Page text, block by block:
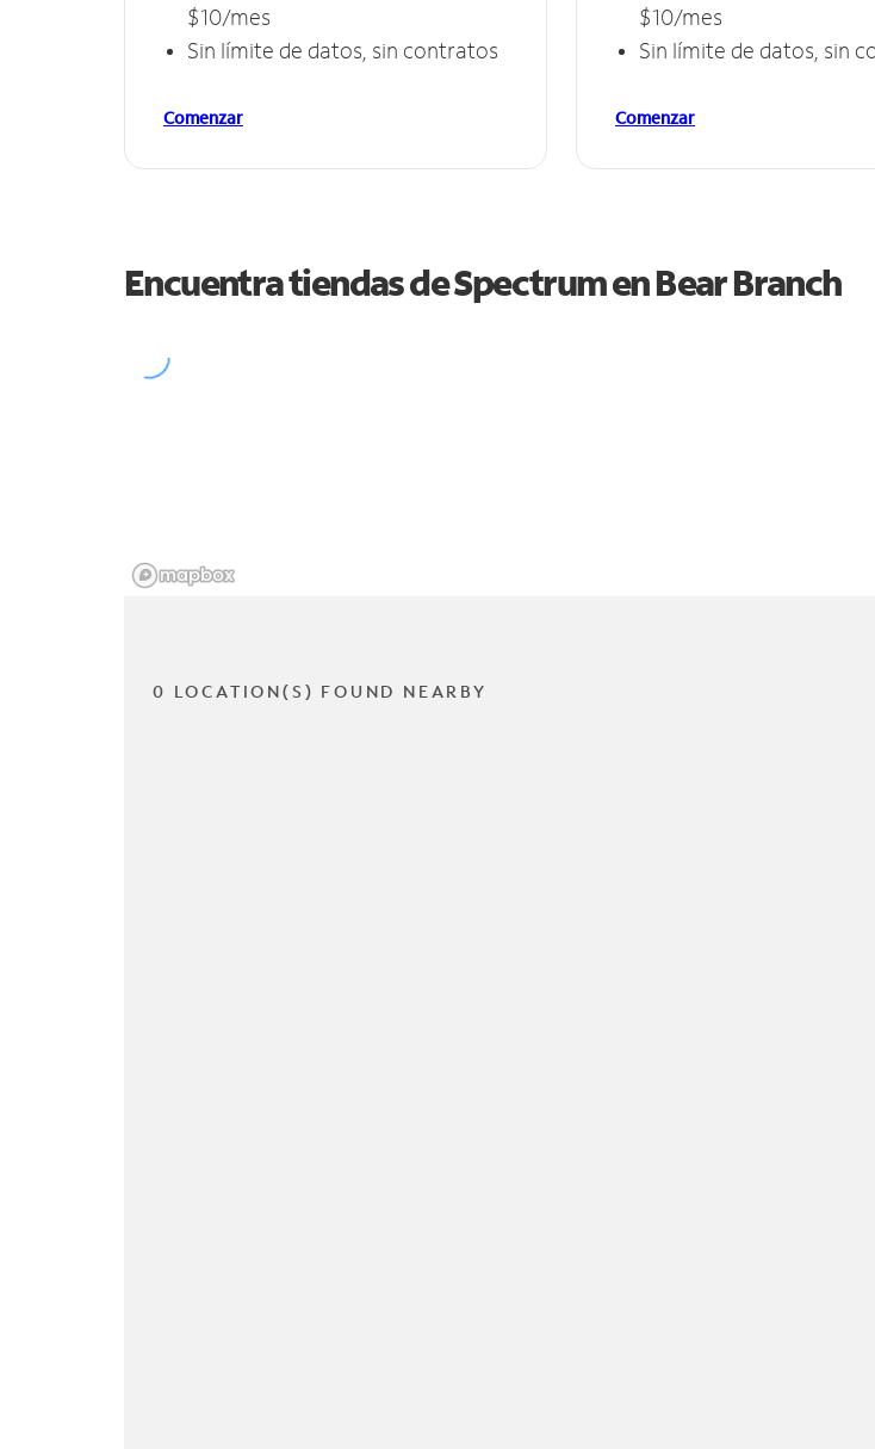
$10/mes
Sin límite de datos, sin contratos
Comenzar
$10/mes
Sin límite de datos, sin
Comenzar
Encuentra tiendas de Spectrum enBear Branch
0 LOCATION(S) FOUND NEARBY